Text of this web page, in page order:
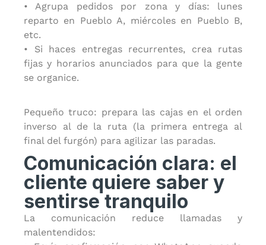
• Agrupa pedidos por zona y días: lunes
reparto en Pueblo A, miércoles en Pueblo B,
etc.
• Si haces entregas recurrentes, crea rutas
fijas y horarios anunciados para que la gente
se organice.
Pequeño truco: prepara las cajas en el orden
inverso al de la ruta (la primera entrega al
final del furgón) para agilizar las paradas.
Comunicación clara: el
cliente quiere saber y
sentirse tranquilo
La comunicación reduce llamadas y
malentendidos: